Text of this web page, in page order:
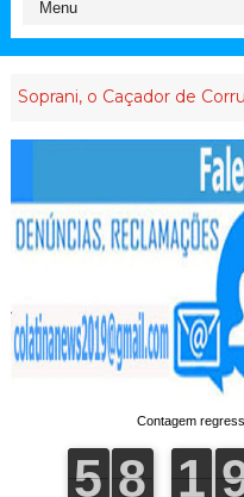
o Caçador de Corruptos,